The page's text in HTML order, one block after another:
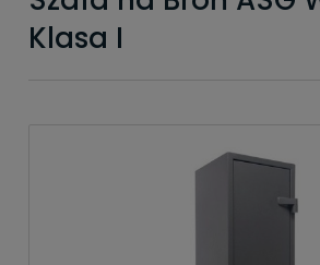
Klasa I